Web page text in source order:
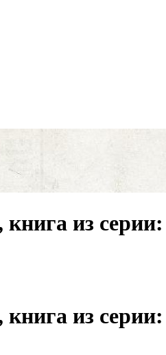
из серии:
из серии: